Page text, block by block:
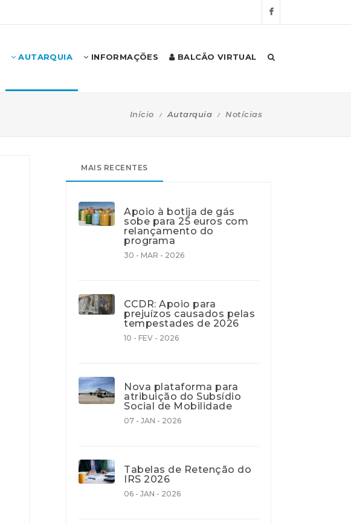
AUTARQUIA INFORMAÇÕES BALCÃO VIRTUAL
Início Autarquia Notícias
MAIS RECENTES
Apoio à botija de gás
sobe para 25 euros com
relançamento do
programa
30 - MAR - 2026
CCDR: Apoio para
prejuízos causados pelas
tempestades de 2026
10 - FEV - 2026
Nova plataforma para
atribuição do Subsídio
Social de Mobilidade
07 - JAN - 2026
Tabelas de Retenção do
IRS 2026
06 - JAN - 2026